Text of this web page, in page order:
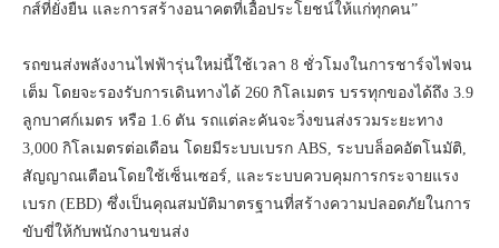
กส์ที่ยั่งยืน และการสร้างอนาคตที่เอื้อประโยชน์ให้แก่ทุกคน”
รถขนส่งพลังงานไฟฟ้ารุ่นใหม่นี้ใช้เวลา 8 ชั่วโมงในการชาร์จไฟจน
เต็ม โดยจะรองรับการเดินทางได้ 260 กิโลเมตร บรรทุกของได้ถึง 3.9
ลูกบาศก์เมตร หรือ 1.6 ตัน รถแต่ละคันจะวิ่งขนส่งรวมระยะทาง
3,000 กิโลเมตรต่อเดือน โดยมีระบบเบรก ABS, ระบบล็อคอัตโนมัติ,
สัญญาณเตือนโดยใช้เซ็นเซอร์, และระบบควบคุมการกระจายแรง
เบรก (EBD) ซึ่งเป็นคุณสมบัติมาตรฐานที่สร้างความปลอดภัยในการ
ขับขี่ให้กับพนักงานขนส่ง